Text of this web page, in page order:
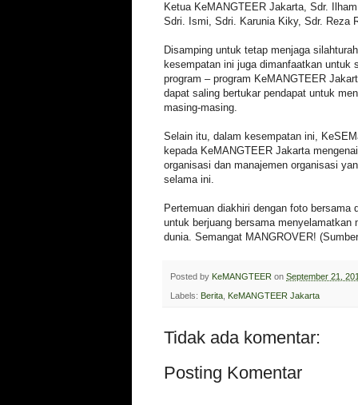
Ketua KeMANGTEER Jakarta, Sdr.
Sdri. Ismi, Sdri. Karunia Kiky, Sdr. Reza
Disamping untuk tetap menjaga
kesempatan ini juga dimanfaatkan untuk
program – program KeMANGTEER
dapat saling bertukar pendapat untuk
masing-masing.
Selain itu, dalam kesempatan ini,
kepada KeMANGTEER Jakarta
organisasi dan manajemen organisasi
selama ini.
Pertemuan diakhiri dengan foto bersama
untuk berjuang bersama menyelamatkan
dunia. Semangat MANGROVER!
Posted by KeMANGTEER on September 21,
Labels: Berita KeMANGTEER Jakarta
Tidak ada komentar:
Posting Komentar